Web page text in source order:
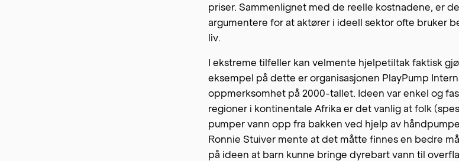
priser. Sammenlignet med de reelle kostnadene, er
argumentere for at aktører i ideell sektor ofte bruker
liv.
I ekstreme tilfeller kan velmente hjelpetiltak faktisk
eksempel på dette er organisasjonen PlayPump
oppmerksomhet på 2000-tallet. Ideen var enkel og
regioner i kontinentale Afrika er det vanlig at folk
pumper vann opp fra bakken ved hjelp av
Ronnie Stuiver mente at det måtte finnes en bedre
på ideen at barn kunne bringe dyrebart vann til